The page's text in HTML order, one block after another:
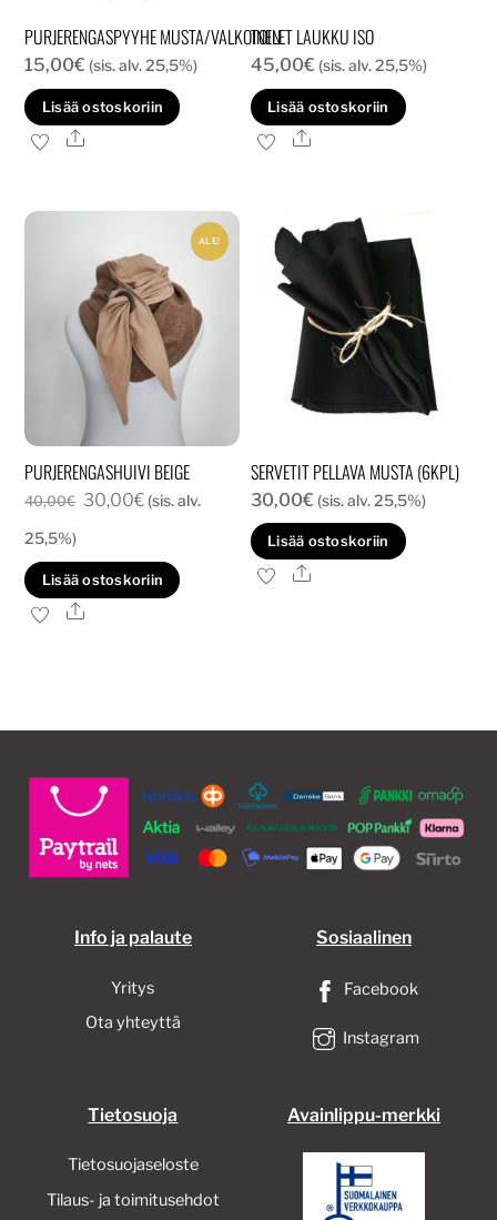
PURJERENGASPYYHE MUSTA/VALKOINEN
15,00€ (sis. alv. 25,5%)
Lisää ostoskoriin
Ale
TOILET LAUKKU ISO
45,00€ (sis. alv. 25,5%)
Lisää ostoskoriin
Ale
ALE!
PURJERENGASHUIVI BEIGE
40,00€ Alkuperäinen
oli:
40,00€.
30,00€Nykyinen
on:
30,00€.
(sis. alv.
25,5%)
Lisää ostoskoriin
Ale
SERVETIT PELLAVA MUSTA (6KPL)
30,00€ (sis. alv. 25,5%)
Lisää ostoskoriin
Ale
Info ja palaute
Yritys
Ota yhteyttä
Sosiaalinen
Facebook
Instagram
Tietosuoja
Tietosuojaseloste
Tilaus- ja toimitusehdot
Avainlippu-merkki